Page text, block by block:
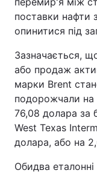
поставки нафти
опинитися під
Зазначається,
або продаж
марки Brent
подорожчали на
76,08 долара за
West Texas
долара, або на
Обидва